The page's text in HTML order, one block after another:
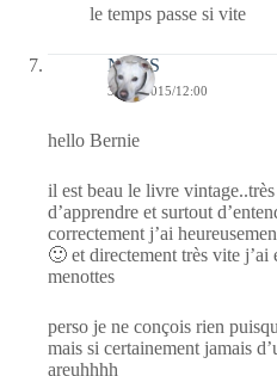
le temps passe si vite
NAYS
30/04/2015/12:00
hello Bernie
il est beau le livre
d’apprendre et surtout
correctement j’ai
🙂 et directement très vite j’ai
menottes
perso je ne conçois rien
mais si certainement jamais
areuhhhh